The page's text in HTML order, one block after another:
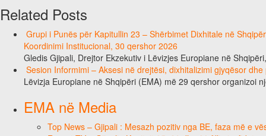
Related Posts
Grupi i Punës për Kapitullin 23 – Shërbimet Dixhitale në
Koordinimi Institucional, 30 qershor 2026
Gledis Gjipali, Drejtor Ekzekutiv i Lëvizjes Europiane në
Sesion Informimi – Aksesi në drejtësi, dixhitalizimi gjyqësor
Lëvizja Europiane në Shqipëri (EMA) më 29 qershor organizoi
EMA në Media
Top News – Gjipali : Mesazh pozitiv nga BE, faza më e